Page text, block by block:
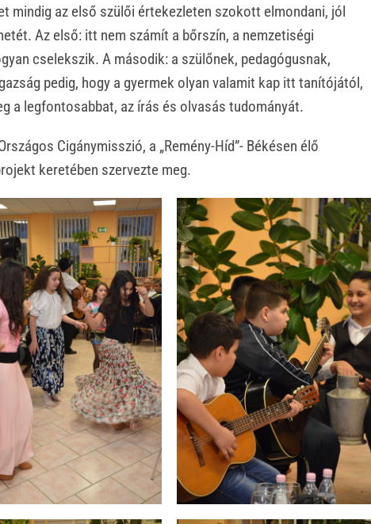
mindig az első szülői értekezleten szokott elmondani, jól
Az első: itt nem számít a bőrszín, a nemzetiségi
cselekszik. A második: a szülőnek, pedagógusnak,
pedig, hogy a gyermek olyan valamit kap itt tanítójától,
a legfontosabbat, az írás és olvasás tudományát.
Cigánymisszió, a „Remény-Híd”- Békésen élő
keretében szervezte meg.